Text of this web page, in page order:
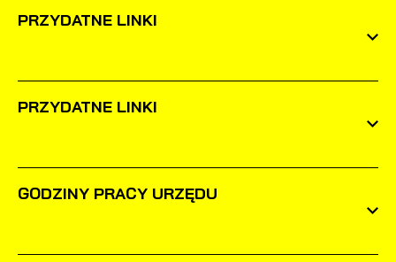
PRZYDATNE LINKI
PRZYDATNE LINKI
GODZINY PRACY URZĘDU